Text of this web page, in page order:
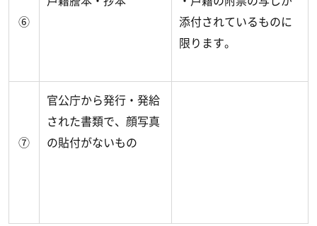
⑥
添付されているものに
限ります。
⑦
官公庁から発行・発給
された書類で、顔写真
の貼付がないもの